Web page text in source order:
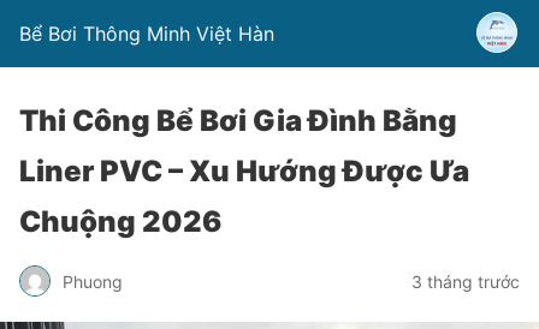
Bể Bơi Thông Minh Việt Hàn
Thi Công Bể Bơi Gia Đình Bằng
Liner PVC – Xu Hướng Được Ưa
Chuộng 2026
Phuong 3 tháng trước